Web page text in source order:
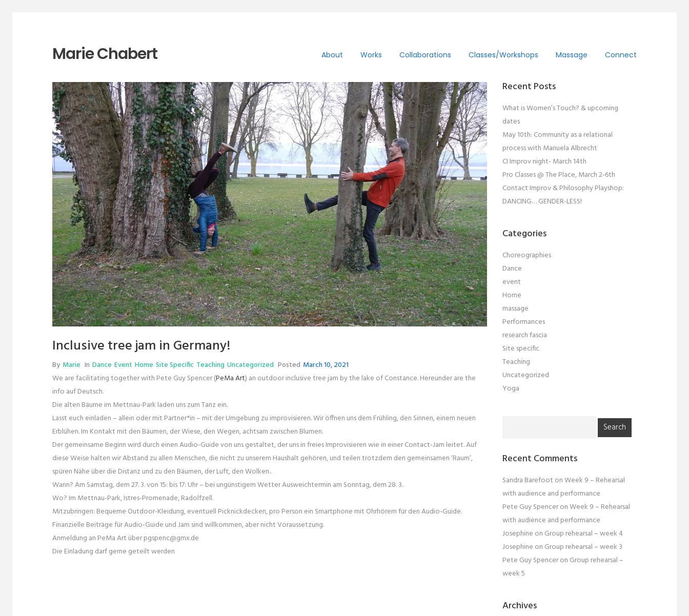
Marie Chabert About Works Collaborations Classes/workshops Massage Connect
Inclusive tree jam in Germany!
By Marie In Dance Event Home Site Specific Teaching Uncategorized Posted March 10, 2021
We are facilitating together with Pete Guy Spencer (PeMa Art) an outdoor inclusive tree jam by the lake of Constance. Hereunder are the
info auf Deutsch.
Die alten Bäume im Mettnau-Park laden uns zum Tanz ein.
Lasst euch einladen – allein oder mit Partner*in – mit der Umgebung zu improvisieren. Wir öffnen uns dem Frühling, den Sinnen, einem neuen
Erblühen. Im Kontakt mit den Bäumen, der Wiese, den Wegen, achtsam zwischen Blumen.
Der gemeinsame Beginn wird durch einen Audio-Guide von uns gestaltet, der uns in freies Improvisieren wie in einer Contact-Jam leitet. Auf
diese Weise halten wir Abstand zu allen Menschen, die nicht zu unserem Haushalt gehören, und teilen trotzdem den gemeinsamen ‘Raum’,
spüren Nähe über die Distanz und zu den Bäumen, der Luft, den Wolken..
Wann? Am Samstag, dem 27. 3. von 15: bis 17: Uhr – bei ungünstigem Wetter Ausweichtermin am Sonntag, dem 28. 3.
Wo? Im Mettnau-Park, Istres-Promenade, Radolfzell.
Mitzubringen: Bequeme Outdoor-Kleidung, eventuell Picknickdecken, pro Person ein Smartphone mit Ohrhörern für den Audio-Guide.
Finanzielle Beiträge für Audio-Guide und Jam sind willkommen, aber nicht Voraussetzung.
Anmeldung an PeMa Art über pgspenc@gmx.de
Die Einladung darf gerne geteilt werden
Recent Posts
What is Women’s Touch? & upcoming
dates
May 10th: Community as a relational
process with Manuela Albrecht
CI Improv night- March 14th
Pro Classes @ The Place, March 2-6th
Contact Improv & Philosophy Playshop:
DANCING… GENDER-LESS!
Categories
Choreographies
Dance
event
Home
massage
Performances
research fascia
Site specific
Teaching
Uncategorized
Yoga
Recent Comments
Sandra Barefoot onWeek 9 – Rehearsal
with audience and performance
Pete Guy SpenceronWeek 9 – Rehearsal
with audience and performance
Josephine on Group rehearsal – week 4
Josephine on Group rehearsal – week 3
Pete Guy Spenceron Group rehearsal –
week 5
Archives